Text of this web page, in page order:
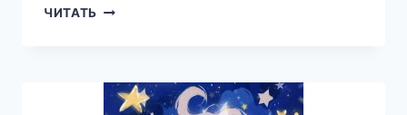
ЧИТАТЬ ЭЛЕМЕНТАРНО,